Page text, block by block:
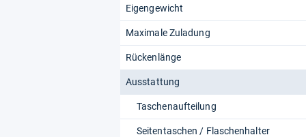
Eigengewicht
Maximale Zuladung
Rückenlänge
Ausstattung
Taschenaufteilung
Seitentaschen / Flaschenhalter